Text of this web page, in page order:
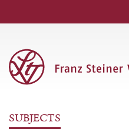
SUBJECTS